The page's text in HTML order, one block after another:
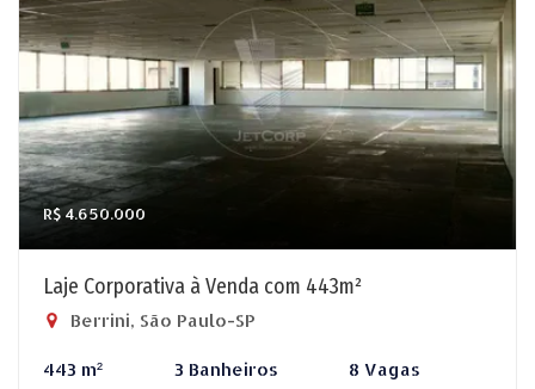
R$ 4.650.000
Laje Corporativa à Venda com 443m²
Berrini, São Paulo-SP
443 m² 3 Banheiros 8 Vagas